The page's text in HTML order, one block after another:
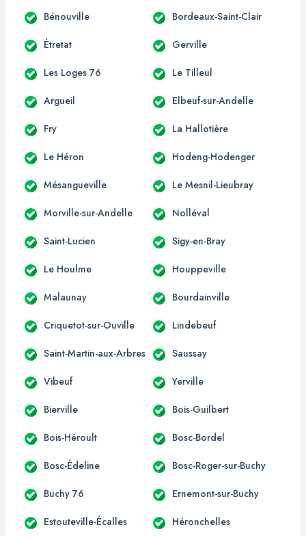
Bénouville Bordeaux-Saint-Clair
Étretat Gerville
Les Loges 76 Le Tilleul
Argueil Elbeuf-sur-Andelle
Fry La Hallotière
Le Héron Hodeng-Hodenger
Mésangueville Le Mesnil-Lieubray
Morville-sur-Andelle Nolléval
Saint-Lucien Sigy-en-Bray
Le Houlme Houppeville
Malaunay Bourdainville
Criquetot-sur-Ouville Lindebeuf
Saint-Martin-aux-Arbres Saussay
Vibeuf Yerville
Bierville Bois-Guilbert
Bois-Héroult Bosc-Bordel
Bosc-Édeline Bosc-Roger-sur-Buchy
Buchy 76 Ernemont-sur-Buchy
Estouteville-Écalles Héronchelles